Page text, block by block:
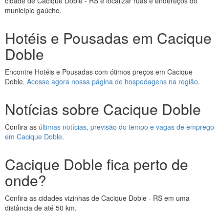
município gaúcho.
Hotéis e Pousadas em Cacique
Doble
Encontre Hotéis e Pousadas com ótimos preços em Cacique
Doble. Acesse agora nossa página de hospedagens na região.
Notícias sobre Cacique Doble
Confira as últimas notícias, previsão do tempo e vagas de emprego
em Cacique Doble.
Cacique Doble fica perto de
onde?
Confira as cidades vizinhas de Cacique Doble - RS em uma
distância de até 50 km.